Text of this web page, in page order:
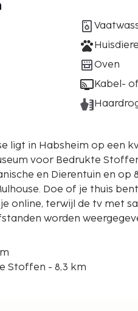
Oven
Kabel-
ligt in Habsheim op een
Bedrukte Stoffen. Deze bed &
en Dierentuin en op
Doe of je thuis
online, terwijl de tv met
worden
Stoffen - 8,3 km